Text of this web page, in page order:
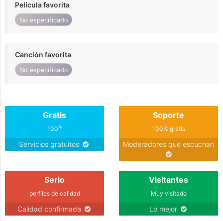
Película favorita
No especificado
Canción favorita
No especificado
Gratis
100%
Servicios gratuitos
Soporte
100% gratis
Moderadores que escuchan
Serio
perfiles de calidad
Calidad confirmada
Visitantes
Muy visitado
Lo mejor